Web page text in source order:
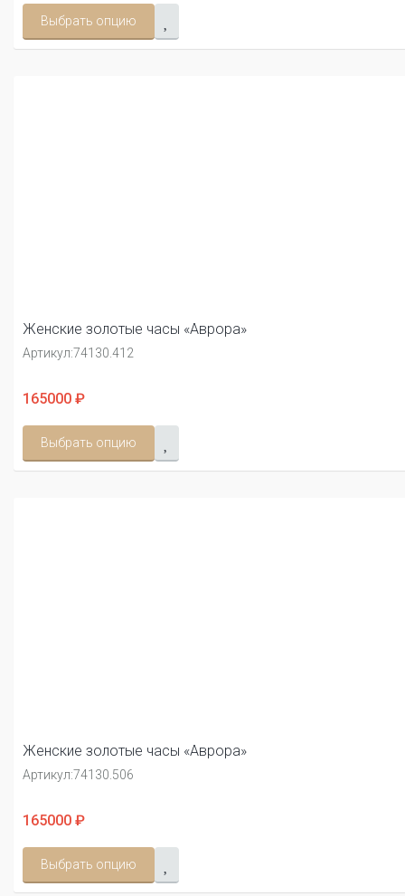
Выбрать опцию
Женские золотые часы «Аврора»
Артикул:74130.412
165000 ₽
Выбрать опцию
Женские золотые часы «Аврора»
Артикул:74130.506
165000 ₽
Выбрать опцию